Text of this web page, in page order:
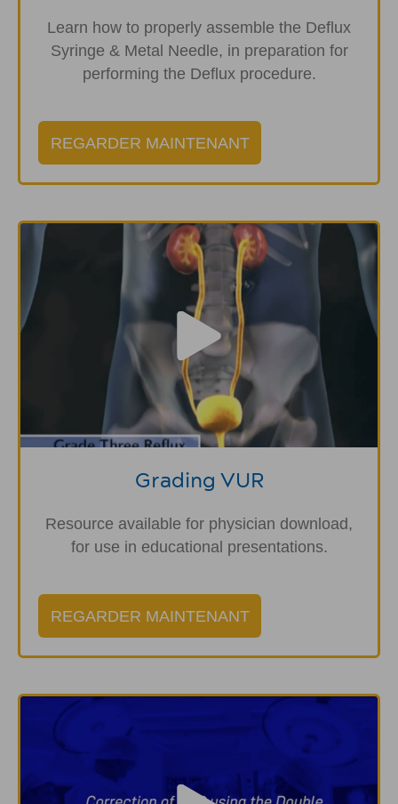
Learn how to properly assemble the Deflux
Syringe & Metal Needle, in preparation for
performing the Deflux procedure.
REGARDER MAINTENANT
Grading VUR
Resource available for physician download,
for use in educational presentations.
REGARDER MAINTENANT